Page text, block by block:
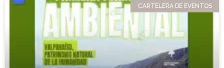
CARTELERA DE EVENTOS